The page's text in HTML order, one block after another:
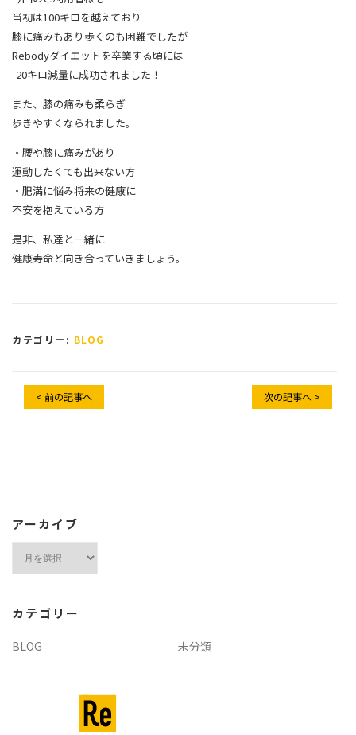
当初は100キロを越えており
膝に痛みもあり歩くのも困難でしたが
Rebodyダイエットを卒業する頃には
-20キロ減量に成功されました！
また、膝の痛みも柔らぎ
歩きやすくなられました。
・腰や膝に痛みがあり
運動したくても出来ない方
・肥満に悩み将来の健康に
不安を抱えている方
是非、私達と一緒に
健康寿命と向き合っていきましょう。
カテゴリー: BLOG
< 前の記事へ 次の記事へ >
アーカイブ
ブ
カテゴリー
BLOG 未分類